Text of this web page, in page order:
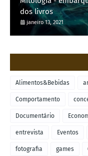
dos livros
janeiro 13, 2021
Alimentos&Bebidas
Comportamento
Documentário
entrevista Eventos
fotografia games